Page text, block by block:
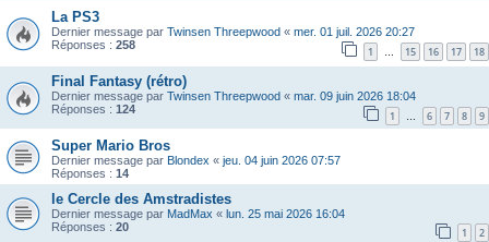
La PS3
Dernier message par Twinsen Threepwood « mer. 01 juil. 2026 20:27
Réponses : 258 1 … 15 16 17 18
Final Fantasy (rétro)
Dernier message par Twinsen Threepwood « mar. 09 juin 2026 18:04
Réponses : 124 1 … 6 7 8 9
Super Mario Bros
Dernier message par Blondex « jeu. 04 juin 2026 07:57
Réponses : 14
le Cercle des Amstradistes
Dernier message par MadMax « lun. 25 mai 2026 16:04
Réponses : 20 1 2